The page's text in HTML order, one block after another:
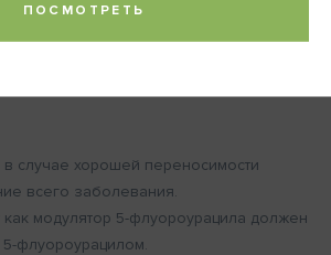
в случае хорошей переносимости
всего заболевания.
как модулятор 5-флуороурацила должен
флуороурацилом.
ПОСМОТРЕТЬ